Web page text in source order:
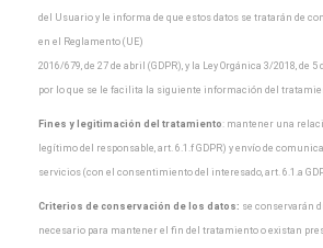
del Usuario y le informa de que estos datos se tratarán de
en el Reglamento (UE)
2016/679, de 27 de abril (GDPR), y la Ley Orgánica 3/2018, de 5
por lo que se le facilita la siguiente información del
Fines y legitimación del tratamiento : mantener una
legítimo del responsable, art. 6.1.f GDPR) y envío de
servicios (con el consentimiento del interesado, art. 6.1.a
Criterios de conservación de los datos: se conservarán
necesario para mantener el fin del tratamiento o existan